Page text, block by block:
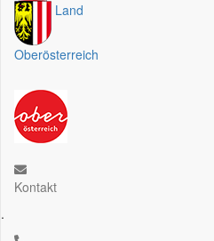
Land
Oberösterreich
Kontakt
.